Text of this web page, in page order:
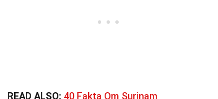
READ ALSO: 40 Fakta Om Surinam